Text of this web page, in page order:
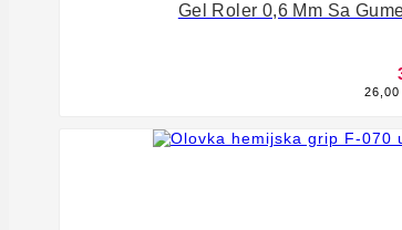

Gel Roler 0,6 Mm Sa